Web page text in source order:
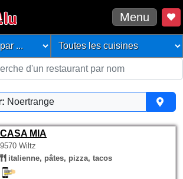
Menu
Noertrange
CASA MIA
9570 Wiltz
italienne, pâtes, pizza, tacos